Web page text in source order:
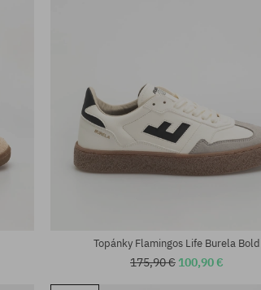
Topánky Flamingos Life Burela Bold
175,90 € 100,90 €